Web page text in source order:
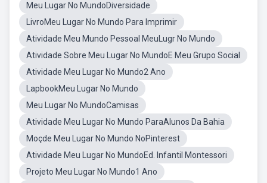
Meu Lugar No MundoDiversidade
LivroMeu Lugar No Mundo Para Imprimir
Atividade Meu Mundo Pessoal MeuLugr No Mundo
Atividade Sobre Meu Lugar No MundoE Meu Grupo Social
Atividade Meu Lugar No Mundo2 Ano
LapbookMeu Lugar No Mundo
Meu Lugar No MundoCamisas
Atividade Meu Lugar No Mundo ParaAlunos Da Bahia
Moçde Meu Lugar No Mundo NoPinterest
Atividade Meu Lugar No MundoEd. Infantil Montessori
Projeto Meu Lugar No Mundo1 Ano